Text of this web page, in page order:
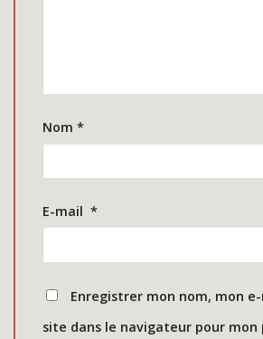
Nom *
E-mail *
Enregistrer mon nom, mon
site dans le navigateur pour mon